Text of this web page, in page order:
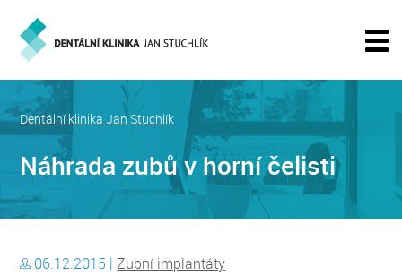
Náhrada zubů v horní čelisti
Dentální klinika Jan Stuchlík
06.12.2015 |Zubní implantáty